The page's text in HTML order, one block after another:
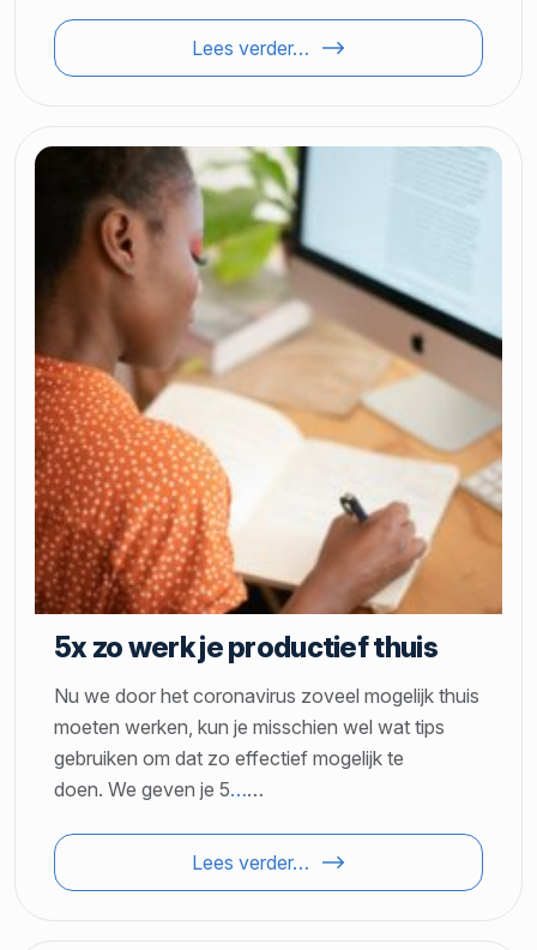
Lees verder…
5x zo werk je productief thuis
Nu we door het coronavirus zoveel mogelijk thuis
moeten werken, kun je misschien wel wat tips
gebruiken om dat zo effectief mogelijk te
doen. We geven je 5……
Lees verder…